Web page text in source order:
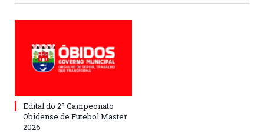
Edital do 2º Campeonato
Obidense de Futebol Master
2026